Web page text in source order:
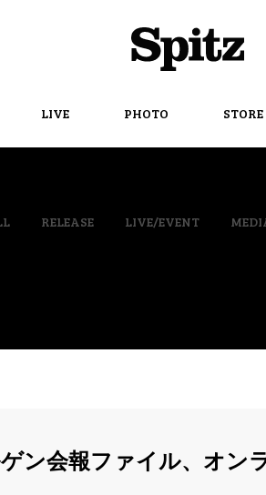
LIVE PHOTO STORE
RELEASE LIVE/EVENT
ン会報ファイル、オン